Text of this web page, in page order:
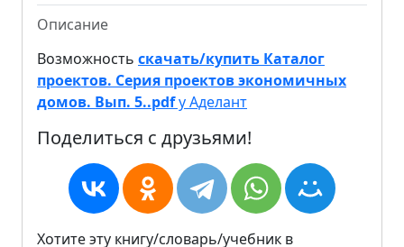
Описание
Возможность скачать/купить Каталог
проектов. Серия проектов экономичных
домов. Вып. 5..pdfу Аделант
Поделиться с друзьями!
Хотите эту книгу/словарь/учебник в